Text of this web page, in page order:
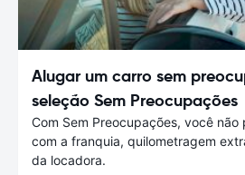
Alugar um carro sem
seleção Sem Preocupações
Com Sem Preocupações, você
com a franquia, quilometragem
da locadora.